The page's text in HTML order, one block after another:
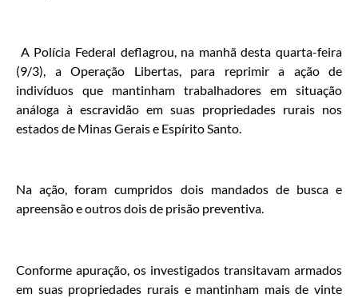
A Polícia Federal deflagrou, na manhã desta quarta-feira
(9/3), a Operação Libertas, para reprimir a ação de
indivíduos que mantinham trabalhadores em situação
análoga à escravidão em suas propriedades rurais nos
estados de Minas Gerais e Espírito Santo.
Na ação, foram cumpridos dois mandados de busca e
apreensão e outros dois de prisão preventiva.
Conforme apuração, os investigados transitavam armados
em suas propriedades rurais e mantinham mais de vinte